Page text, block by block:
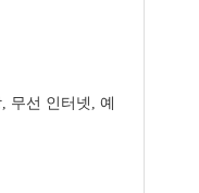
무선 인터넷, 예